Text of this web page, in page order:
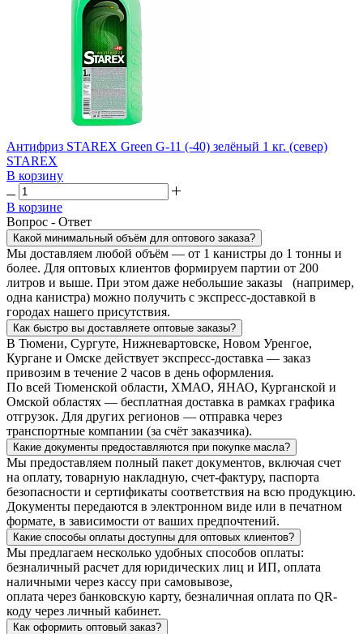
Антифриз STAREX Green G-11 (-40) зелёный 1 кг. (север)
STAREX
В корзину
В корзине
Вопрос - Ответ
Какой минимальный объём для оптового заказа?
Мы доставляем любой объём — от 1 канистры до 1 тонны и
более. Для оптовых клиентов формируем партии от 200
литров и выше. При этом даже небольшие заказы (например,
одна канистра) можно получить с экспресс-доставкой в
городах нашего присутствия.
Как быстро вы доставляете оптовые заказы?
В Тюмени, Сургуте, Нижневартовске, Новом Уренгое,
Кургане и Омске действует экспресс-доставка — заказ
привозим в течение 2 часов в день оформления.
По всей Тюменской области, ХМАО, ЯНАО, Курганской и
Омской областях — бесплатная доставка в рамках графика
отгрузок. Для других регионов — отправка через
транспортные компании (за счёт заказчика).
Какие документы предоставляются при покупке масла?
Мы предоставляем полный пакет документов, включая счет
на оплату, товарную накладную, счет-фактуру, паспорта
безопасности и сертификаты соответствия на всю продукцию.
Документы передаются в электронном виде или в печатном
формате, в зависимости от ваших предпочтений.
Какие способы оплаты доступны для оптовых клиентов?
Мы предлагаем несколько удобных способов оплаты:
безналичный расчет для юридических лиц и ИП, оплата
наличными через кассу при самовывозе,
оплата через банковскую карту, безналичная оплата по QR-
коду через личный кабинет.
Как оформить оптовый заказ?